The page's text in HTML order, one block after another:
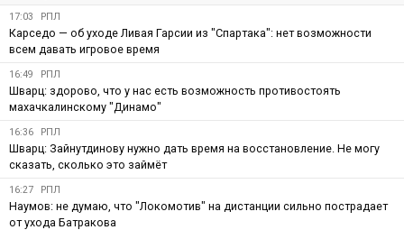
17:03 РПЛ
Карседо — об уходе Ливая Гарсии из "Спартака": нет возможности
всем давать игровое время
16:49 РПЛ
Шварц: здорово, что у нас есть возможность противостоять
махачкалинскому "Динамо"
16:36 РПЛ
Шварц: Зайнутдинову нужно дать время на восстановление. Не могу
сказать, сколько это займёт
16:27 РПЛ
Наумов: не думаю, что "Локомотив" на дистанции сильно пострадает
от ухода Батракова